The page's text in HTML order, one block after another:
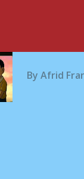
By Afrid